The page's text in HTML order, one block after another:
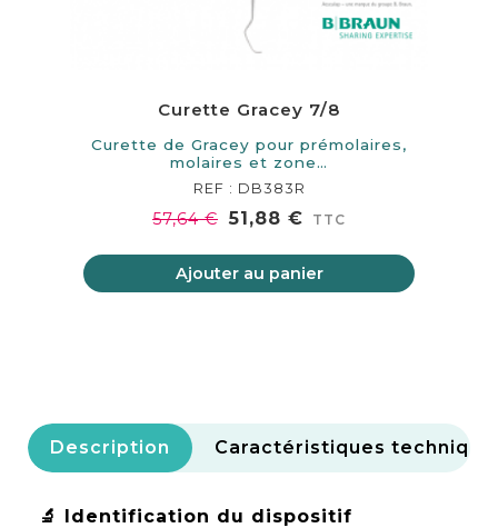
Curette Gracey 7/8
Curette de Gracey pour prémolaires,
molaires et zone…
REF : DB383R
57,64 € 51,88 € TTC
Ajouter au panier
Description Caractéristiques
🔬 Identification du dispositif